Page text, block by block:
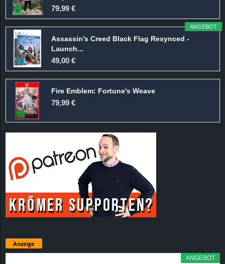
79,99 €
ANGEBOT
Assassin’s Creed Black Flag Resynced -
Launch...
49,00 €
Fire Emblem: Fortune's Weave
79,99 €
Anzeige
ANGEBOT